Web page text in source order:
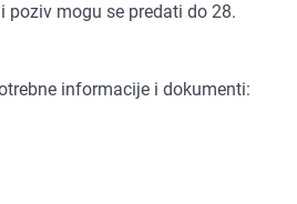
poziv mogu se predati do 28.
informacije i dokumenti: